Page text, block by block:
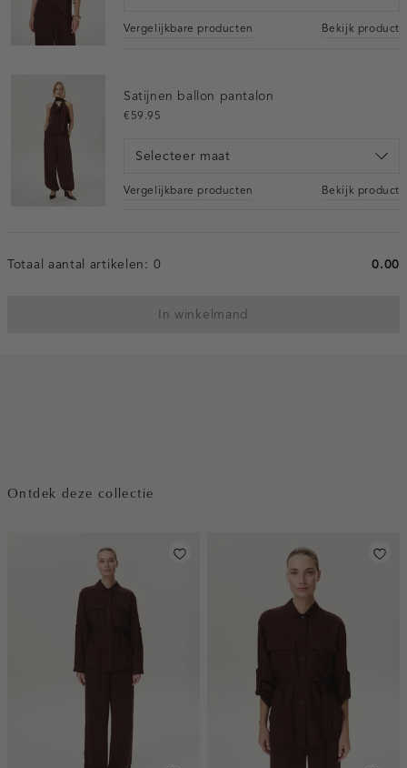
Vergelijkbare producten Bekijk product
Satijnen ballon pantalon
€59.95
Selecteer maat
Vergelijkbare producten Bekijk product
Totaal aantal artikelen: 0 0.00
In winkelmand
Ontdek deze collectie